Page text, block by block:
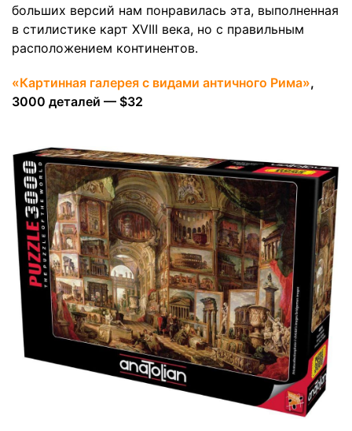
больших версий нам понравилась эта, выполненная
в стилистике карт XVIII века, но с правильным
расположением континентов.
«Картинная галерея с видами античного Рима»,
3000 деталей — $32